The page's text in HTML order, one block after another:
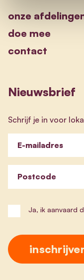
onze
doe mee
contact
Nieuwsbrief
Schrijf je in voor
E-mailadres
Postcode
Ja, ik aanvaard